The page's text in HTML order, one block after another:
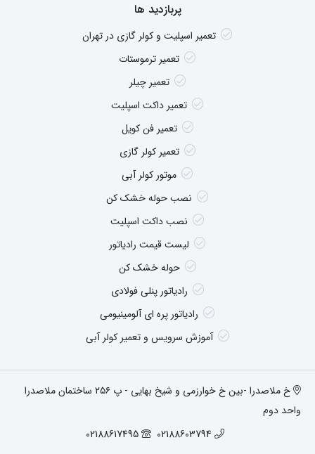
پربازدید ها
تعمیر اسپلیت و کولر گازی در تهران
تعمیر ترموستات
تعمیر چیلر
تعمیر داکت اسپلیت
تعمیر فن کویل
تعمیر کولر گازی
موتور کولر آبی
نصب حوله خشک کن
نصب داکت اسپلیت
لیست قیمت رادیاتور
حوله خشک کن
رادیاتور پنلی فولادی
رادیاتور پره ای آلومینیومی
آموزش سرویس و تعمیر کولر آبی
خ ملاصدرا -بین خ خوارزمی و شیخ بهایی - پ ۲۵۶ ساختمان ملاصدرا
واحد دوم
02188603794
02188617495